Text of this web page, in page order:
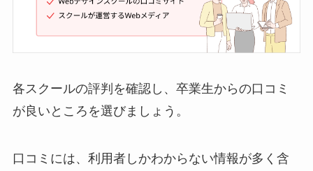
各スクールの評判を確認し、卒業生からの口コミ
が良いところを選びましょう。
口コミには、利用者しかわからない情報が多く含